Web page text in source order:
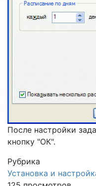
После настройки
кнопку "ОК".
Рубрика
Установка и